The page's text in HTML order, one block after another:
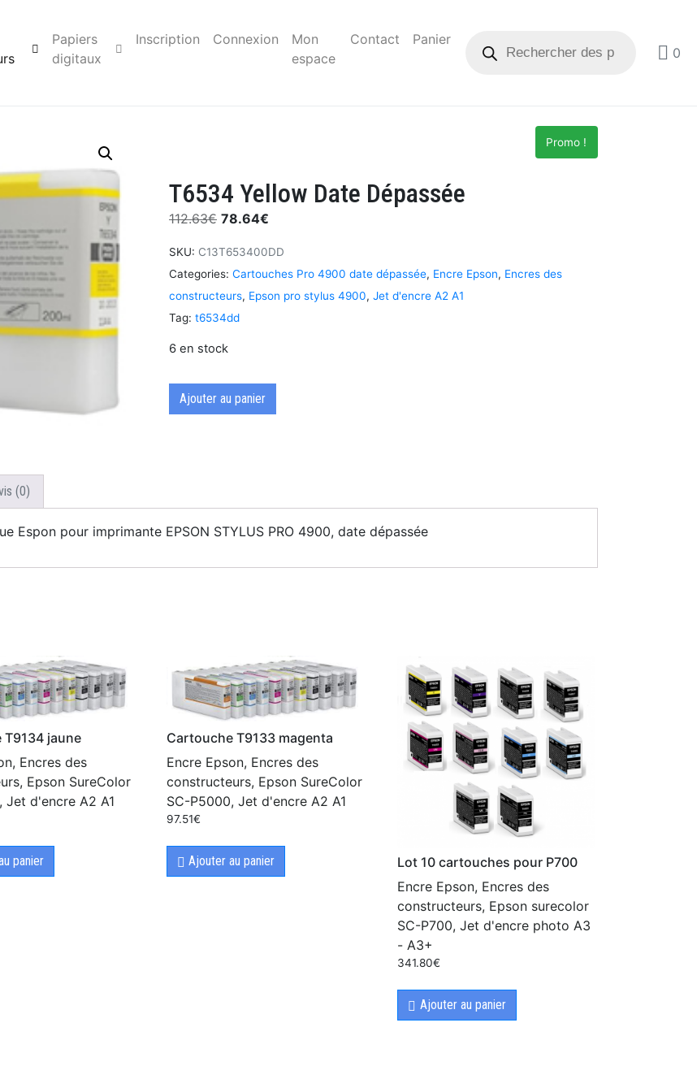
Papiers
digitaux
Inscription Connexion
Mon
espace
Contact
Panier
0
Promo !
T6534 Yellow Date Dépassée
112.63€ 78.64€
SKU: C13T653400DD
Categories: Cartouches Pro 4900 date dépassée, Encre Epson, Encres des
constructeurs, Epson pro stylus 4900, Jet d'encre A2 A1
Tag: t6534dd
6 en stock
Ajouter au panier
(0)
Espon pour imprimante EPSON STYLUS PRO 4900, date dépassée
jaune
Encres des
Epson SureColor
Jet d'encre A2 A1
panier
Cartouche T9133 magenta
Encre Epson, Encres des
constructeurs, Epson SureColor
SC-P5000, Jet d'encre A2 A1
97.51€
Ajouter au panier
Lot 10 cartouches pour P700
Encre Epson, Encres des
constructeurs, Epson surecolor
SC-P700, Jet d'encre photo A3
- A3+
341.80€
Ajouter au panier